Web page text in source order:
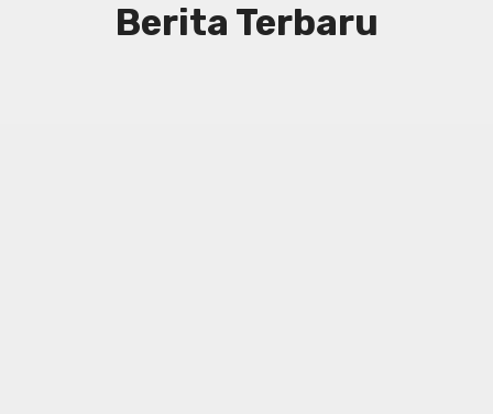
Berita Terbaru